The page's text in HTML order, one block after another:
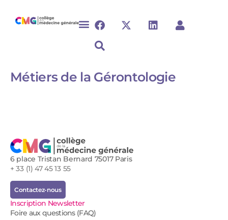
Métiers de la Gérontologie
6 place Tristan Bernard 75017 Paris
+ 33 (1) 47 45 13 55
Contactez-nous
Inscription Newsletter
Foire aux questions (FAQ)